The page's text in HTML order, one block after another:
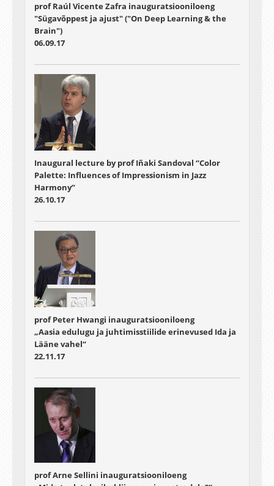
prof Raúl Vicente Zafra inauguratsiooniloeng
"Sügavõppest ja ajust" ("On Deep Learning & the
Brain")
06.09.17
Inaugural lecture by prof Iñaki Sandoval “Color
Palette: Influences of Impressionism in Jazz
Harmony”
26.10.17
prof Peter Hwangi inauguratsiooniloeng
„Aasia edulugu ja juhtimisstiilide erinevused Ida ja
Lääne vahel“
22.11.17
prof Arne Sellini inauguratsiooniloeng